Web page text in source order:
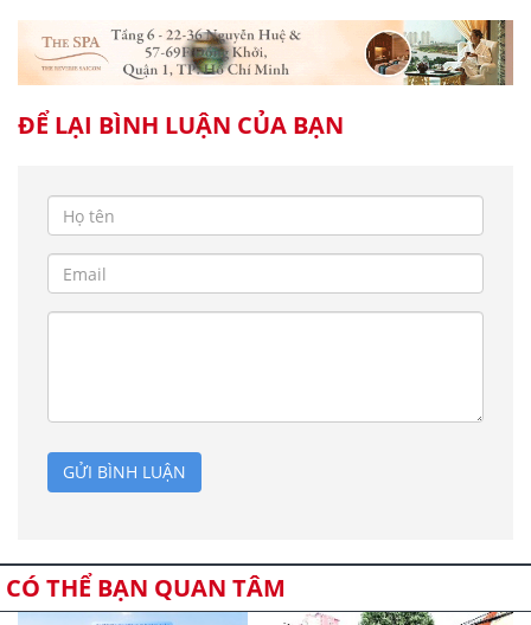
ĐỂ LẠI BÌNH LUẬN CỦA BẠN
GỬI BÌNH LUẬN
CÓ THỂ BẠN QUAN TÂM